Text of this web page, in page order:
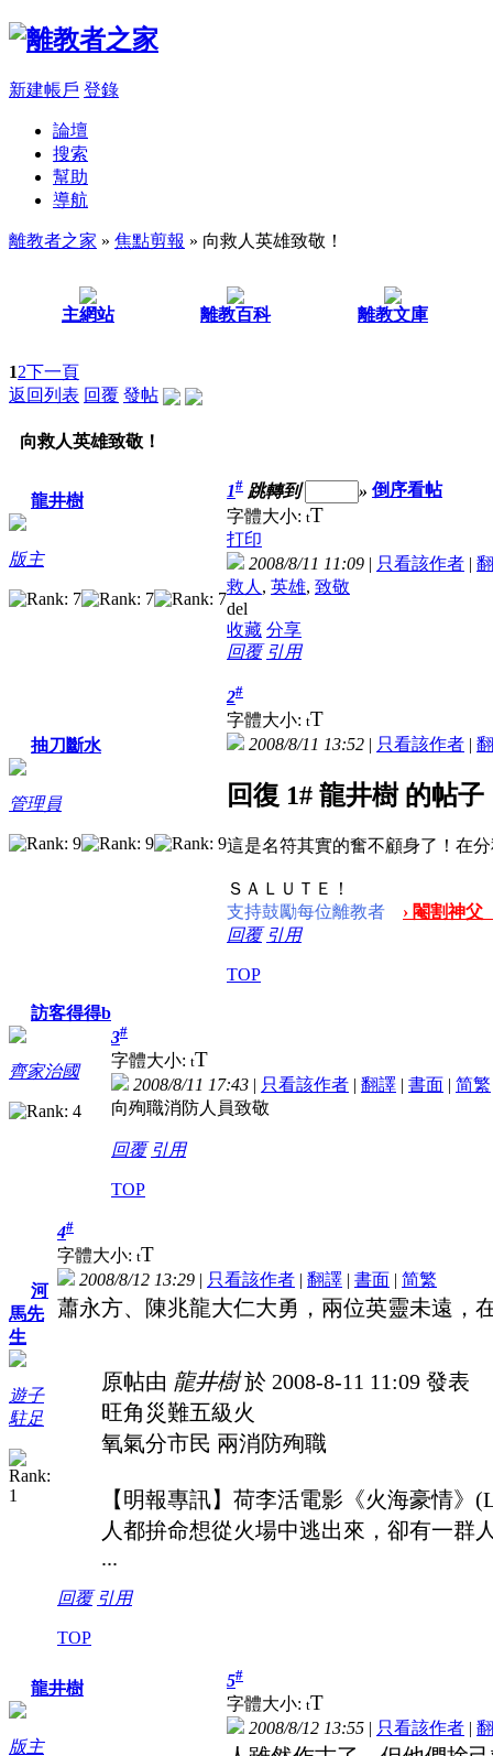
新建帳戶 登錄
論壇
搜索
幫助
導航
離教者之家 » 焦點剪報 » 向救人英雄致敬！
主網站 離教百科 離教文庫
12下一頁
返回列表 回覆 發帖
向救人英雄致敬！
龍井樹
版主
1# 跳轉到 » 倒序看帖
字體大小: tT
打印
2008/8/11 11:09 | 只看該作者 |
救人 , 英雄, 致敬
del
收藏 分享
回覆 引用
抽刀斷水
管理員
2#
字體大小: tT
2008/8/11 13:52 | 只看該作者 |
回復 1# 龍井樹 的帖子
這是名符其實的奮不顧身了！在
ＳＡＬＵＴＥ！
支持鼓勵每位離教者
› 閹割神
回覆 引用
TOP
訪客得得b
齊家治國
3#
字體大小: tT
2008/8/11 17:43 | 只看該作者 | 翻譯 | 書面 | 简繁
向殉職消防人員致敬
回覆 引用
TOP
河
馬先
生
遊子
駐足
4#
字體大小: tT
2008/8/12 13:29 | 只看該作者 | 翻譯 | 書面 | 简繁
蕭永方、陳兆龍大仁大勇，兩位英靈未遠，
原帖由 龍井樹於 2008-8-11 11:09 發表
旺角災難五級火
氧氣分市民 兩消防殉職
【明報專訊】荷李活電影《火海豪情》
人都拚命想從火場中逃出來，卻有一群
...
回覆 引用
TOP
龍井樹
版主
5#
字體大小: tT
2008/8/12 13:55 | 只看該作者 |